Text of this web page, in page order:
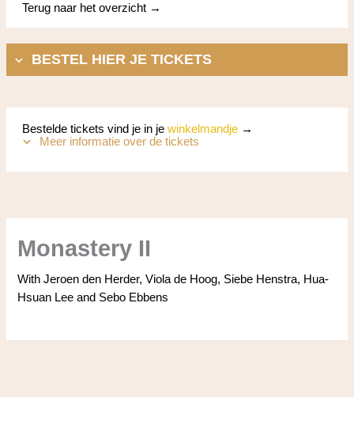
Monastery II
With Jeroen den Herder, Viola de Hoog, Siebe Henstra, Hua-
Hsuan Lee and Sebo Ebbens
Terug naar het overzicht →
BESTEL HIER JE TICKETS
Bestelde tickets vind je in je winkelmandje→
Meer informatie over de tickets